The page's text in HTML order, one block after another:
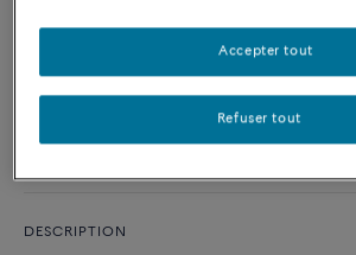
AJOUTER AU PANIER
Contactez-nous pour toute question sur les tailles
DESCRIPTION
Refuser tout
Accepter tout